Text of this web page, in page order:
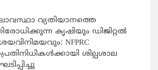
വ്യതിയാനത്തെ
കൃഷിയും ഡിജിറ്റൽ
NFPRC
ശില്പശാല